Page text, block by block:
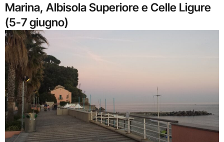
Marina, Albisola Superiore e Celle Ligure
(5-7 giugno)